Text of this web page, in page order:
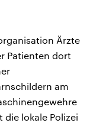
Ärzte
Patienten dort
am
die lokale Polizei